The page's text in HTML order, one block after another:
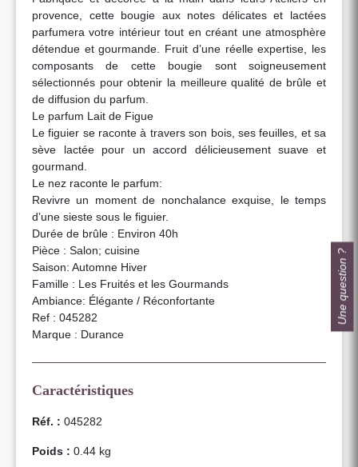
provence, cette bougie aux notes délicates et lactées
parfumera votre intérieur tout en créant une atmosphère
détendue et gourmande. Fruit d’une réelle expertise, les
composants de cette bougie sont soigneusement
sélectionnés pour obtenir la meilleure qualité de brûle et
de diffusion du parfum.
Le parfum Lait de Figue
Le figuier se raconte à travers son bois, ses feuilles, et sa
sève lactée pour un accord délicieusement suave et
gourmand.
Le nez raconte le parfum:
Revivre un moment de nonchalance exquise, le temps
d’une sieste sous le figuier.
Durée de brûle : Environ 40h
Pièce : Salon; cuisine
Saison: Automne Hiver
Famille : Les Fruités et les Gourmands
Ambiance: Élégante / Réconfortante
Ref : 045282
Marque : Durance
Caractéristiques
Réf. : 045282
Poids : 0.44 kg
Une question ?